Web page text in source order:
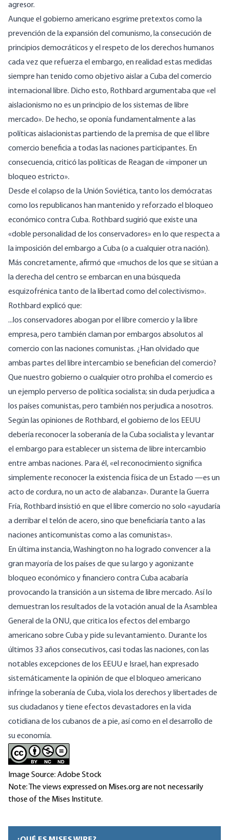
agresor.
Aunque el gobierno americano esgrime pretextos como la
prevención de la expansión del comunismo, la consecución de
principios democráticos y el respeto de los derechos humanos
cada vez que refuerza el embargo, en realidad estas medidas
siempre han tenido como objetivo aislar a Cuba del comercio
internacional libre. Dicho esto, Rothbard argumentabaque «el
aislacionismo no es un principio de los sistemas de libre
mercado». De hecho, se oponía fundamentalmente a las
políticas aislacionistas partiendo de la premisa de que el libre
comercio beneficia a todas las naciones participantes. En
consecuencia,criticó las políticas de Reagan de «imponer un
bloqueo estricto».
Desde el colapso de la Unión Soviética, tanto los demócratas
como los republicanos han mantenido y reforzado el bloqueo
económico contra Cuba. Rothbard sugirió que existe una
«doble personalidad de los conservadores» en lo que respecta a
la imposición del embargo a Cuba (o a cualquier otra nación).
Más concretamente,afirmó que «muchos de los que se sitúan a
la derecha del centro se embarcan en una búsqueda
esquizofrénica tanto de la libertad como del colectivismo».
Rothbard explicó que:
...los conservadores abogan por el libre comercio y la libre
empresa, pero también claman por embargos absolutos al
comercio con las naciones comunistas. ¿Han olvidado que
ambas partes del libre intercambio se benefician del comercio?
Que nuestro gobierno o cualquier otro prohíba el comercio es
un ejemplo perverso de política socialista; sin duda perjudica a
los países comunistas, pero también nos perjudica a nosotros.
Según las opiniones de Rothbard, el gobierno de los EEUU
debería reconocer la soberanía de la Cuba socialista y levantar
el embargo para establecer un sistema de libre intercambio
entre ambas naciones. Paraél , «el reconocimiento significa
simplemente reconocer la existencia física de un Estado —es un
acto de cordura, no un acto de alabanza». Durante la Guerra
Fría, Rothbard insistió en que el libre comercio no solo «ayudaría
a derribar el telón de acero, sino que beneficiaría tanto a las
naciones anticomunistas como a las comunistas».
En última instancia, Washington no ha logrado convencer a la
gran mayoría de los países de que su largo y agonizante
bloqueo económico y financiero contra Cuba acabaría
provocando la transición a un sistema de libre mercado. Así lo
demuestran los resultados de la votación anual de la Asamblea
General de la ONU, que critica los efectos del embargo
americano sobre Cuba y pide su levantamiento. Durante los
últimos 33 años consecutivos, casi todas las naciones, con las
notables excepciones de los EEUU e Israel, han expresado
sistemáticamente la opinión de que el bloqueo americano
infringe la soberanía de Cuba, viola los derechos y libertades de
sus ciudadanos y tiene efectos devastadores en la vida
cotidiana de los cubanos de a pie, así como en el desarrollo de
su economía.
Image Source: Adobe Stock
Note: The views expressed on Mises.org are not necessarily
those of the Mises Institute.